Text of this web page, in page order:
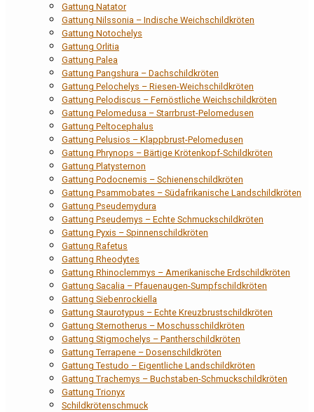
Gattung Natator
Gattung Nilssonia – Indische Weichschildkröten
Gattung Notochelys
Gattung Orlitia
Gattung Palea
Gattung Pangshura – Dachschildkröten
Gattung Pelochelys – Riesen-Weichschildkröten
Gattung Pelodiscus – Fernöstliche Weichschildkröten
Gattung Pelomedusa – Starrbrust-Pelomedusen
Gattung Peltocephalus
Gattung Pelusios – Klappbrust-Pelomedusen
Gattung Phrynops – Bärtige Krötenkopf-Schildkröten
Gattung Platysternon
Gattung Podocnemis – Schienenschildkröten
Gattung Psammobates – Südafrikanische Landschildkröten
Gattung Pseudemydura
Gattung Pseudemys – Echte Schmuckschildkröten
Gattung Pyxis – Spinnenschildkröten
Gattung Rafetus
Gattung Rheodytes
Gattung Rhinoclemmys – Amerikanische Erdschildkröten
Gattung Sacalia – Pfauenaugen-Sumpfschildkröten
Gattung Siebenrockiella
Gattung Staurotypus – Echte Kreuzbrustschildkröten
Gattung Sternotherus – Moschusschildkröten
Gattung Stigmochelys – Pantherschildkröten
Gattung Terrapene – Dosenschildkröten
Gattung Testudo – Eigentliche Landschildkröten
Gattung Trachemys – Buchstaben-Schmuckschildkröten
Gattung Trionyx
Schildkrötenschmuck